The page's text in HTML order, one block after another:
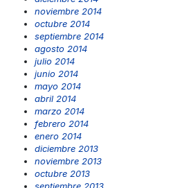
noviembre 2014
octubre 2014
septiembre 2014
agosto 2014
julio 2014
junio 2014
mayo 2014
abril 2014
marzo 2014
febrero 2014
enero 2014
diciembre 2013
noviembre 2013
octubre 2013